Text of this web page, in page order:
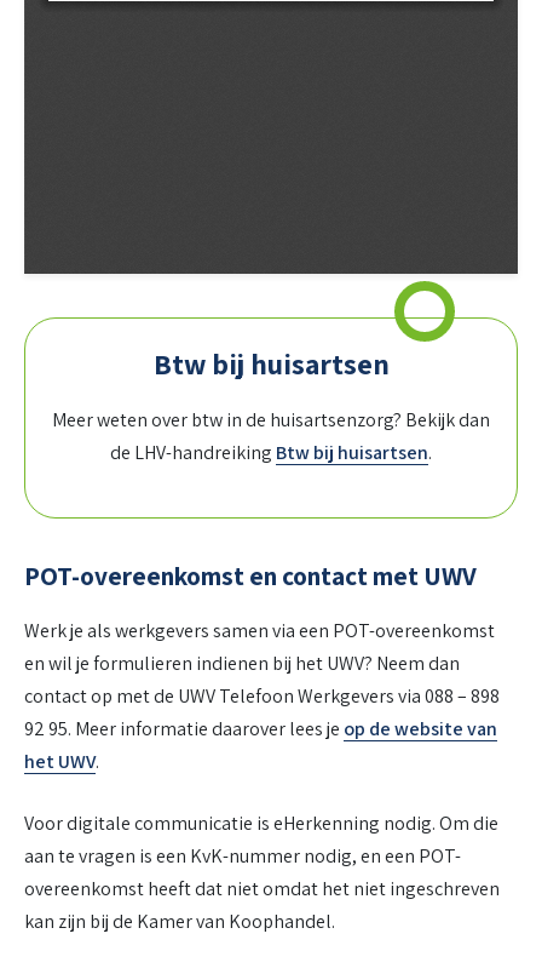
Btw bij huisartsen
Meer weten over btw in de huisartsenzorg? Bekijk dan
de LHV-handreiking Btw bij huisartsen.
POT-overeenkomst en contact met UWV
Werk je als werkgevers samen via een POT-overeenkomst
en wil je formulieren indienen bij het UWV? Neem dan
contact op met de UWV Telefoon Werkgevers via 088 – 898
92 95. Meer informatie daarover lees je op de website van
het UWV.
Voor digitale communicatie is eHerkenning nodig. Om die
aan te vragen is een KvK-nummer nodig, en een POT-
overeenkomst heeft dat niet omdat het niet ingeschreven
kan zijn bij de Kamer van Koophandel.